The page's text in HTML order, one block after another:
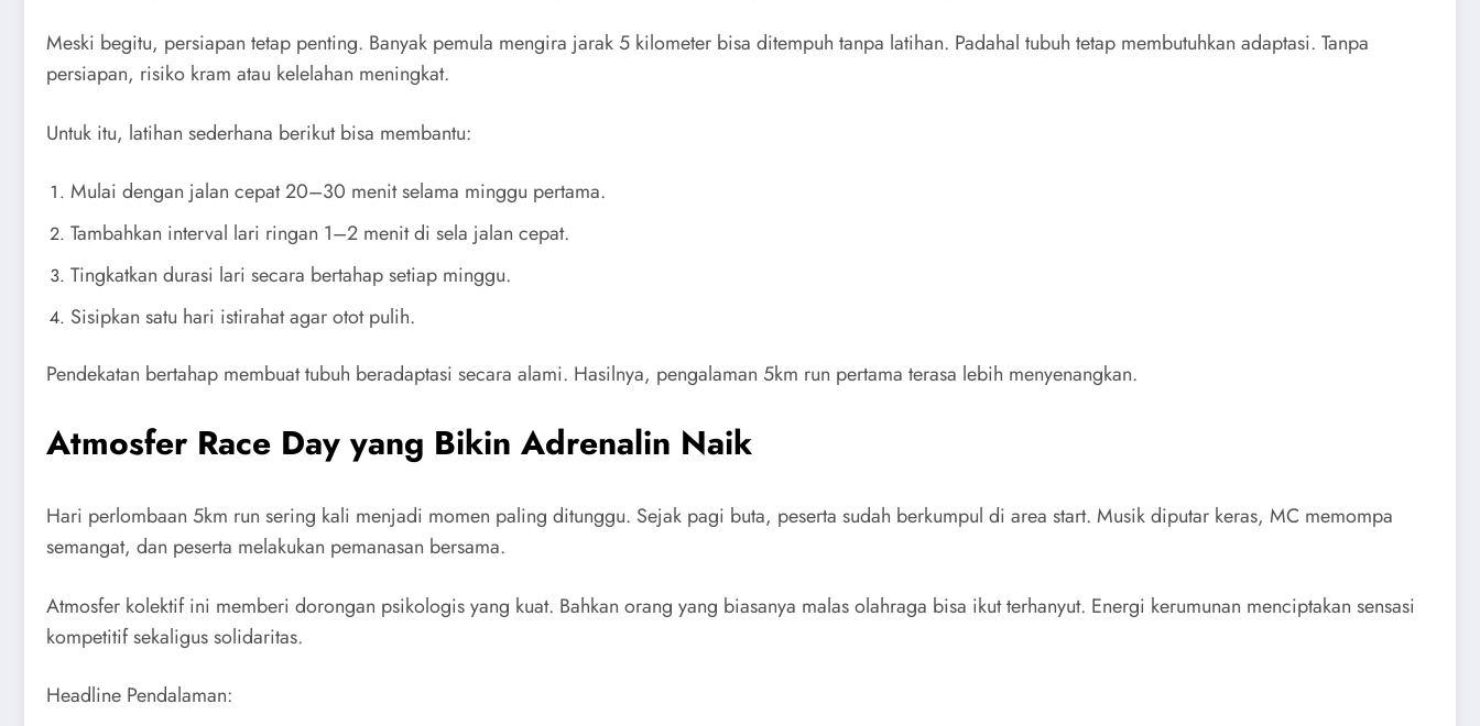
Meski begitu, persiapan tetap penting. Banyak pemula mengira jarak 5 kilometer bisa ditempuh tanpa latihan. Padahal tubuh tetap membutuhkan adaptasi. Tanpa
persiapan, risiko kram atau kelelahan meningkat.
Untuk itu, latihan sederhana berikut bisa membantu:
Mulai dengan jalan cepat 20–30 menit selama minggu pertama.
Tambahkan interval lari ringan 1–2 menit di sela jalan cepat.
Tingkatkan durasi lari secara bertahap setiap minggu.
Sisipkan satu hari istirahat agar otot pulih.
Pendekatan bertahap membuat tubuh beradaptasi secara alami. Hasilnya, pengalaman 5km run pertama terasa lebih menyenangkan.
Atmosfer Race Day yang Bikin Adrenalin Naik
Hari perlombaan 5km run sering kali menjadi momen paling ditunggu. Sejak pagi buta, peserta sudah berkumpul di area start. Musik diputar keras, MC memompa
semangat, dan peserta melakukan pemanasan bersama.
Atmosfer kolektif ini memberi dorongan psikologis yang kuat. Bahkan orang yang biasanya malas olahraga bisa ikut terhanyut. Energi kerumunan menciptakan sensasi
kompetitif sekaligus solidaritas.
Headline Pendalaman: